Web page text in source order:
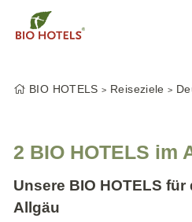
BIO HOTELS Reiseziele
2 BIO HOTELS im
Unsere BIO HOTELS
Allgäu